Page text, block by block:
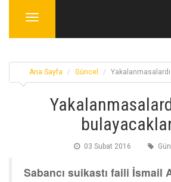
Menu
Ana Sayfa Güncel
03 Subat 2016
Sabancı suikastı faili İsmail